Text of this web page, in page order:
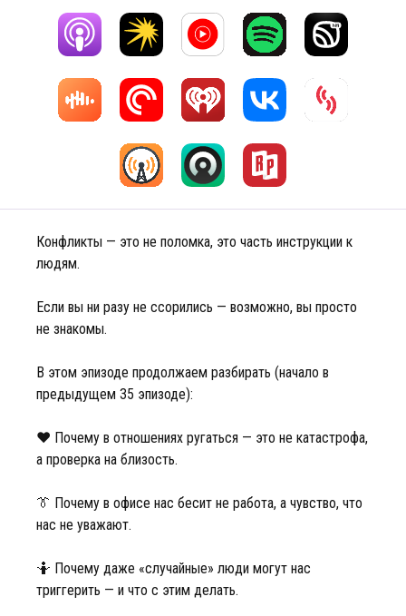
Конфликты — это не поломка, это часть инструкции к
людям.
Если вы ни разу не ссорились — возможно, вы просто
не знакомы.
В этом эпизоде продолжаем разбирать (начало в
предыдущем 35 эпизоде):
❤️ Почему в отношениях ругаться — это не катастрофа,
а проверка на близость.
👔 Почему в офисе нас бесит не работа, а чувство, что
нас не уважают.
🤷 Почему даже «случайные» люди могут нас
триггерить — и что с этим делать.